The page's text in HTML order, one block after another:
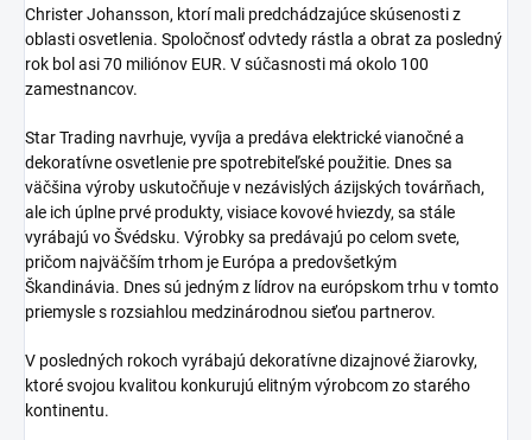
Christer Johansson, ktorí mali predchádzajúce skúsenosti z
oblasti osvetlenia. Spoločnosť odvtedy rástla a obrat za posledný
rok bol asi 70 miliónov EUR. V súčasnosti má okolo 100
zamestnancov.
Star Trading navrhuje, vyvíja a predáva elektrické vianočné a
dekoratívne osvetlenie pre spotrebiteľské použitie. Dnes sa
väčšina výroby uskutočňuje v nezávislých ázijských továrňach,
ale ich úplne prvé produkty, visiace kovové hviezdy, sa stále
vyrábajú vo Švédsku. Výrobky sa predávajú po celom svete,
pričom najväčším trhom je Európa a predovšetkým
Škandinávia. Dnes sú jedným z lídrov na európskom trhu v tomto
priemysle s rozsiahlou medzinárodnou sieťou partnerov.
V posledných rokoch vyrábajú dekoratívne dizajnové žiarovky,
ktoré svojou kvalitou konkurujú elitným výrobcom zo starého
kontinentu.